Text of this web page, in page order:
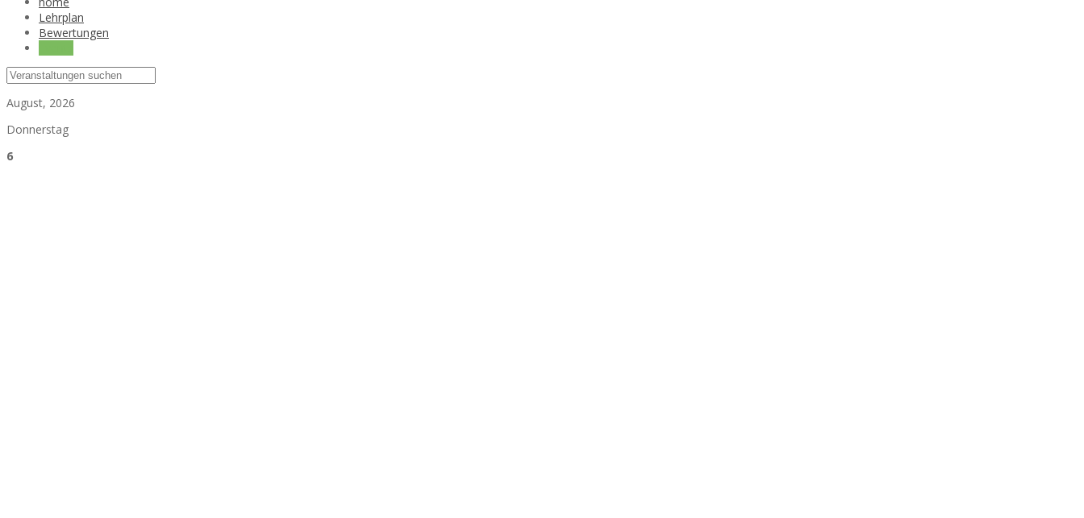
Lehrplan
Bewertungen
August, 2026
Donnerstag
6